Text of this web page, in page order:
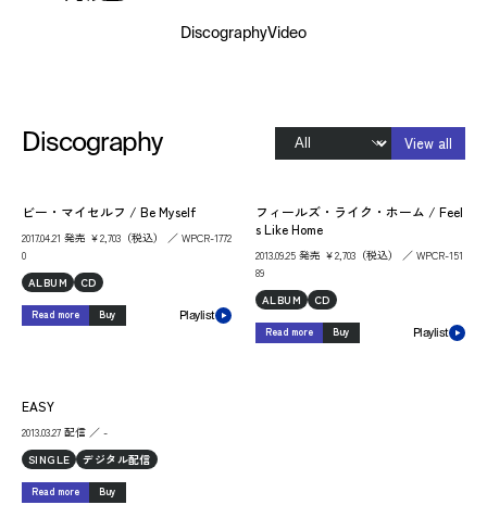
DiscographyVideo
Discography View all
ビー・マイセルフ / Be Myself
2017.04.21 発売 ￥2,703（税込） ／ WPCR-1772
0
ALBUM
CD
Read more Buy Playlist
フィールズ・ライク・ホーム / Feel
s Like Home
2013.09.25 発売 ￥2,703（税込） ／ WPCR-151
89
ALBUM
CD
Read more Buy Playlist
EASY
2013.03.27 配信 ／ -
SINGLE
デジタル配信
Read more Buy